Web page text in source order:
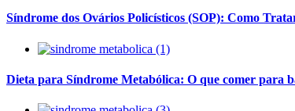
Síndrome dos Ovários Policísticos (SOP): Como
Dieta para Síndrome Metabólica: O que comer para